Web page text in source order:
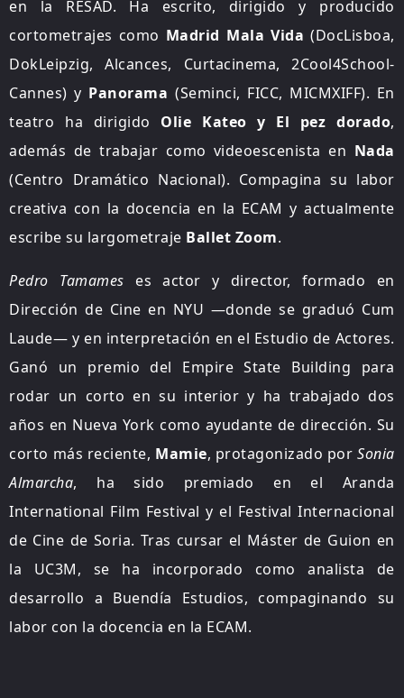
en la RESAD. Ha escrito, dirigido y producido
cortometrajes como Madrid Mala Vida (DocLisboa,
DokLeipzig, Alcances, Curtacinema, 2Cool4School-
Cannes) y Panorama (Seminci, FICC, MICMXIFF). En
teatro ha dirigido Olie Kateo y El pez dorado,
además de trabajar como videoescenista en Nada
(Centro Dramático Nacional). Compagina su labor
creativa con la docencia en la ECAM y actualmente
escribe su largometraje Ballet Zoom.
Pedro Tamames es actor y director, formado en
Dirección de Cine en NYU —donde se graduó Cum
Laude— y en interpretación en el Estudio de Actores.
Ganó un premio del Empire State Building para
rodar un corto en su interior y ha trabajado dos
años en Nueva York como ayudante de dirección. Su
corto más reciente, Mamie, protagonizado porSonia
Almarcha, ha sido premiado en el Aranda
International Film Festival y el Festival Internacional
de Cine de Soria. Tras cursar el Máster de Guion en
la UC3M, se ha incorporado como analista de
desarrollo a Buendía Estudios, compaginando su
labor con la docencia en la ECAM.